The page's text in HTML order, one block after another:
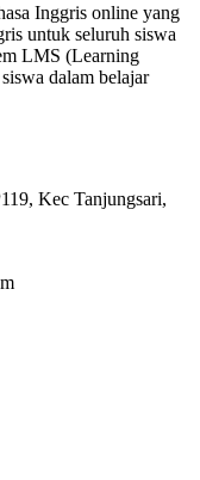
Inggris online yang
untuk seluruh siswa
LMS (Learning
dalam belajar
Kec Tanjungsari,